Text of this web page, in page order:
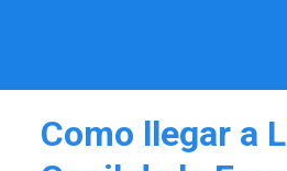
Como llegar a